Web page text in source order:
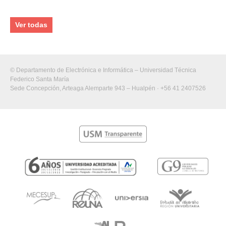
Ver todas
© Departamento de Electrónica e Informática – Universidad Técnica
Federico Santa María
Sede Concepción, Arteaga Alemparte 943 – Hualpén · +56 41 2407526